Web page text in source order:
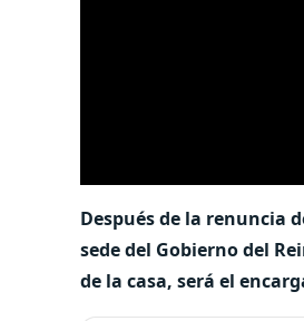
Después de la renuncia
sede del Gobierno del
de la casa, será el